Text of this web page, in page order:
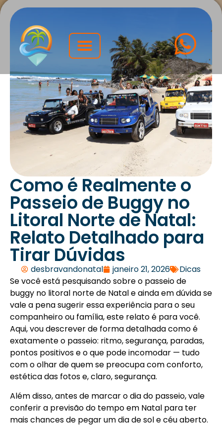
Como é Realmente o
Passeio de Buggy no
Litoral Norte de Natal:
Relato Detalhado para
Tirar Dúvidas
desbravandonatal janeiro 21, 2026
Dicas
Se você está pesquisando sobre o passeio de
buggy no litoral norte de Natal e ainda em dúvida se
vale a pena sugerir essa experiência para o seu
companheiro ou família, este relato é para você.
Aqui, vou descrever de forma detalhada como é
exatamente o passeio: ritmo, segurança, paradas,
pontos positivos e o que pode incomodar — tudo
com o olhar de quem se preocupa com conforto,
estética das fotos e, claro, segurança.
Além disso, antes de marcar o dia do passeio, vale
conferir a previsão do tempo em Natal para ter
mais chances de pegar um dia de sol e céu aberto.